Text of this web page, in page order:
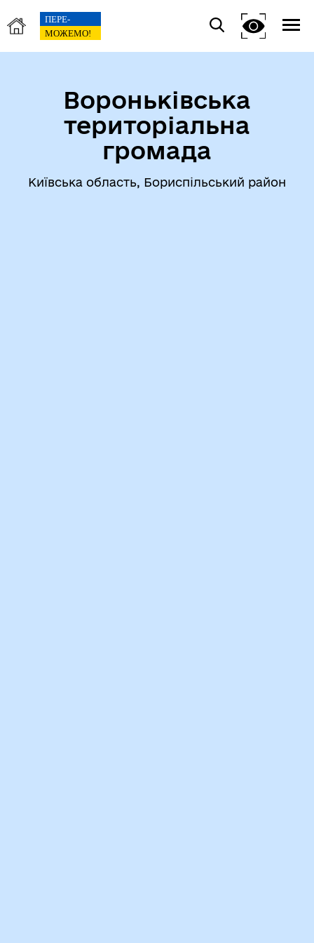
Вороньківська
територіальна
громада
Київська область, Бориспільський район